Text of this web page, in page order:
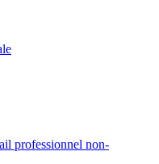
professionnel non-